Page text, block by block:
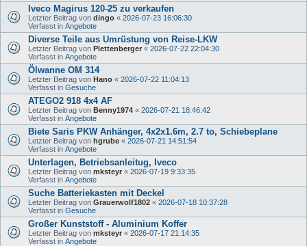
Iveco Magirus 120-25 zu verkaufen
Letzter Beitrag von dingo « 2026-07-23 16:06:30
Verfasst in Angebote
Diverse Teile aus Umrüstung von Reise-LKW
Letzter Beitrag von Plettenberger « 2026-07-22 22:04:30
Verfasst in Angebote
Ölwanne OM 314
Letzter Beitrag von Hano « 2026-07-22 11:04:13
Verfasst in Gesuche
ATEGO2 918 4x4 AF
Letzter Beitrag von Benny1974 « 2026-07-21 18:46:42
Verfasst in Angebote
Biete Saris PKW Anhänger, 4x2x1.6m, 2.7 to, Schiebeplane
Letzter Beitrag von hgrube « 2026-07-21 14:51:54
Verfasst in Angebote
Unterlagen, Betriebsanleitug, Iveco
Letzter Beitrag von mksteyr « 2026-07-19 9:33:35
Verfasst in Angebote
Suche Batteriekasten mit Deckel
Letzter Beitrag von Grauerwolf1802 « 2026-07-18 10:37:28
Verfasst in Gesuche
Großer Kunststoff - Aluminium Koffer
Letzter Beitrag von mksteyr « 2026-07-17 21:14:35
Verfasst in Angebote